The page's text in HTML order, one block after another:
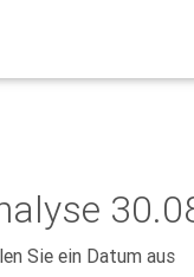
Sie ein Datum aus